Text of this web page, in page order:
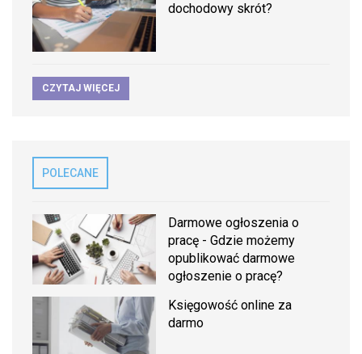
dochodowy skrót?
CZYTAJ WIĘCEJ
POLECANE
Darmowe ogłoszenia o
pracę - Gdzie możemy
opublikować darmowe
ogłoszenie o pracę?
Księgowość online za
darmo